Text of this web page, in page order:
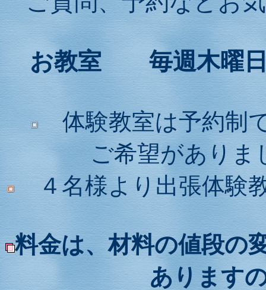
お教室 毎週木曜日
体験教室は予約制
ご希望がありま
４名様より出張体験
料金は、材料の値段の
あります